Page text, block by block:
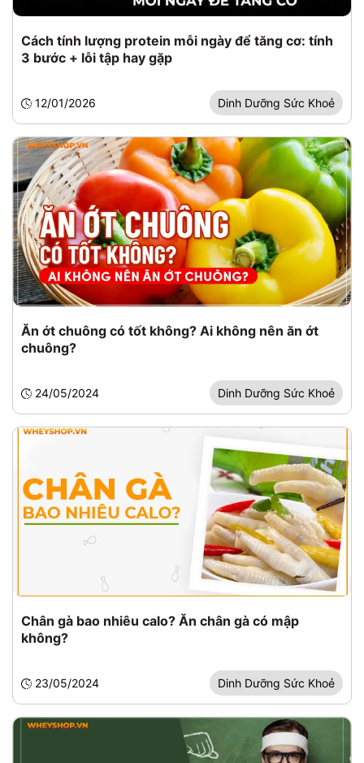
Cách tính lượng protein mỗi ngày để tăng cơ: tính
3 bước + lỗi tập hay gặp
12/01/2026 Dinh Dưỡng Sức Khoẻ
Ăn ớt chuông có tốt không? Ai không nên ăn ớt
chuông?
24/05/2024 Dinh Dưỡng Sức Khoẻ
Chân gà bao nhiêu calo? Ăn chân gà có mập
không?
23/05/2024 Dinh Dưỡng Sức Khoẻ